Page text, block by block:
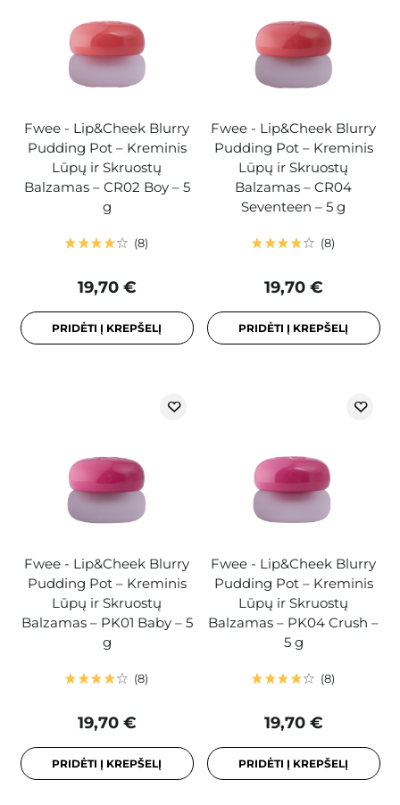
Fwee - Lip&Cheek Blurry
Pudding Pot – Kreminis
Lūpų ir Skruostų
Balzamas – CR02 Boy – 5
g
8
19,70 €
PRIDĖTI Į KREPŠELĮ
Fwee - Lip&Cheek Blurry
Pudding Pot – Kreminis
Lūpų ir Skruostų
Balzamas – CR04
Seventeen – 5 g
8
19,70 €
PRIDĖTI Į KREPŠELĮ
Fwee - Lip&Cheek Blurry
Pudding Pot – Kreminis
Lūpų ir Skruostų
Balzamas – PK01 Baby – 5
g
8
19,70 €
PRIDĖTI Į KREPŠELĮ
Fwee - Lip&Cheek Blurry
Pudding Pot – Kreminis
Lūpų ir Skruostų
Balzamas – PK04 Crush –
5 g
8
19,70 €
PRIDĖTI Į KREPŠELĮ